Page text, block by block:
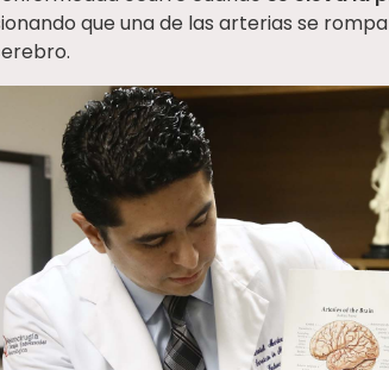
que una de las arterias se